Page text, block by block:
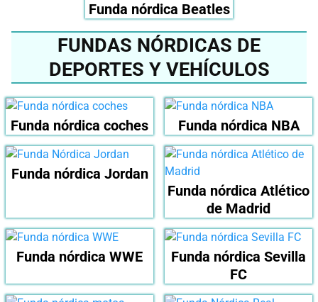
Funda nórdica Beatles
FUNDAS NÓRDICAS DE
DEPORTES Y VEHÍCULOS
Funda nórdica coches Funda nórdica NBA
Funda nórdica Jordan
Funda nórdica Atlético
de Madrid
Funda nórdica WWE
Funda nórdica Sevilla
FC